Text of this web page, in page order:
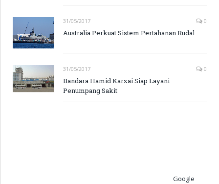
31/05/2017 0
Australia Perkuat Sistem Pertahanan Rudal
31/05/2017 0
Bandara Hamid Karzai Siap Layani
Penumpang Sakit
Google